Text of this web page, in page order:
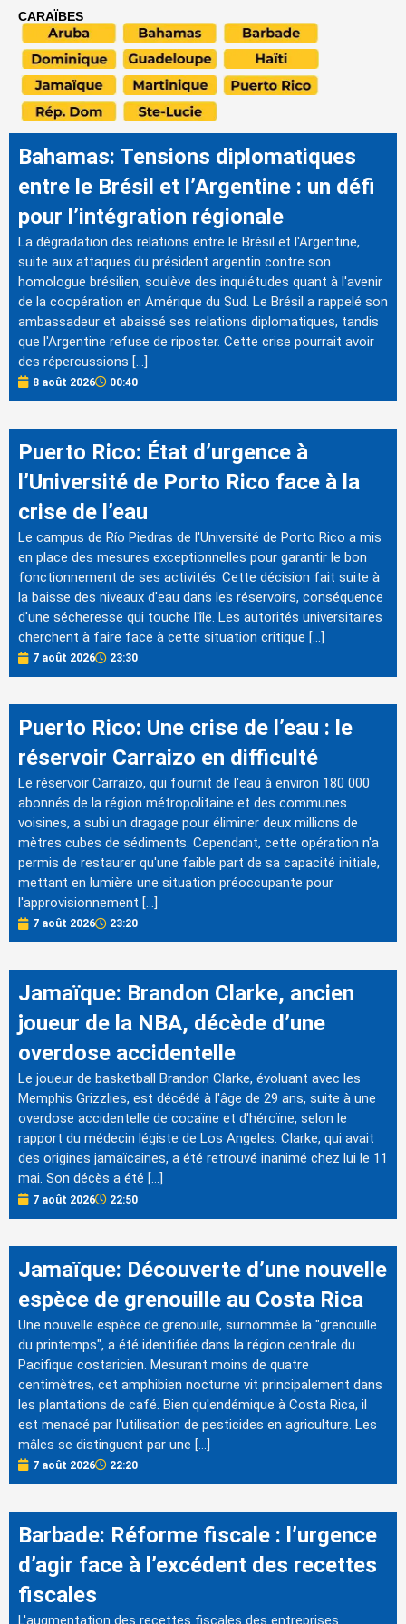
CARAÏBES
Bahamas: Tensions diplomatiques
entre le Brésil et l’Argentine : un défi
pour l’intégration régionale
La dégradation des relations entre le Brésil et l'Argentine,
suite aux attaques du président argentin contre son
homologue brésilien, soulève des inquiétudes quant à l'avenir
de la coopération en Amérique du Sud. Le Brésil a rappelé son
ambassadeur et abaissé ses relations diplomatiques, tandis
que l'Argentine refuse de riposter. Cette crise pourrait avoir
des répercussions […]
8 août 2026 00:40
Puerto Rico: État d’urgence à
l’Université de Porto Rico face à la
crise de l’eau
Le campus de Río Piedras de l'Université de Porto Rico a mis
en place des mesures exceptionnelles pour garantir le bon
fonctionnement de ses activités. Cette décision fait suite à
la baisse des niveaux d'eau dans les réservoirs, conséquence
d'une sécheresse qui touche l'île. Les autorités universitaires
cherchent à faire face à cette situation critique […]
7 août 2026 23:30
Puerto Rico: Une crise de l’eau : le
réservoir Carraizo en difficulté
Le réservoir Carraizo, qui fournit de l'eau à environ 180 000
abonnés de la région métropolitaine et des communes
voisines, a subi un dragage pour éliminer deux millions de
mètres cubes de sédiments. Cependant, cette opération n'a
permis de restaurer qu'une faible part de sa capacité initiale,
mettant en lumière une situation préoccupante pour
l'approvisionnement […]
7 août 2026 23:20
Jamaïque: Brandon Clarke, ancien
joueur de la NBA, décède d’une
overdose accidentelle
Le joueur de basketball Brandon Clarke, évoluant avec les
Memphis Grizzlies, est décédé à l'âge de 29 ans, suite à une
overdose accidentelle de cocaïne et d'héroïne, selon le
rapport du médecin légiste de Los Angeles. Clarke, qui avait
des origines jamaïcaines, a été retrouvé inanimé chez lui le 11
mai. Son décès a été […]
7 août 2026 22:50
Jamaïque: Découverte d’une nouvelle
espèce de grenouille au Costa Rica
Une nouvelle espèce de grenouille, surnommée la "grenouille
du printemps", a été identifiée dans la région centrale du
Pacifique costaricien. Mesurant moins de quatre
centimètres, cet amphibien nocturne vit principalement dans
les plantations de café. Bien qu'endémique à Costa Rica, il
est menacé par l'utilisation de pesticides en agriculture. Les
mâles se distinguent par une […]
7 août 2026 22:20
Barbade: Réforme fiscale : l’urgence
d’agir face à l’excédent des recettes
fiscales
L'augmentation des recettes fiscales des entreprises